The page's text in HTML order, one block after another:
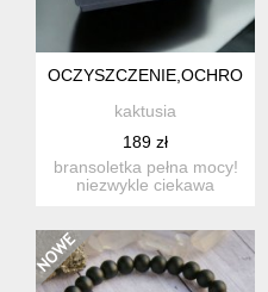
kaktusia
189 zł
bransoletka pełna mocy!
niezwykle ciekawa